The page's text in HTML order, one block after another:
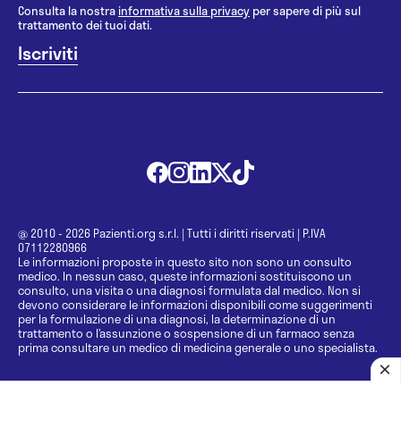
Consulta la nostrainformativa sulla privacy per sapere di più sul
trattamento dei tuoi dati.
@ 2010 - 2026 Pazienti.org s.r.l. | Tutti i diritti riservati | P.IVA
07112280966
Le informazioni proposte in questo sito non sono un consulto
medico. In nessun caso, queste informazioni sostituiscono un
consulto, una visita o una diagnosi formulata dal medico. Non si
devono considerare le informazioni disponibili come suggerimenti
per la formulazione di una diagnosi, la determinazione di un
trattamento o l’assunzione o sospensione di un farmaco senza
prima consultare un medico di medicina generale o uno specialista.